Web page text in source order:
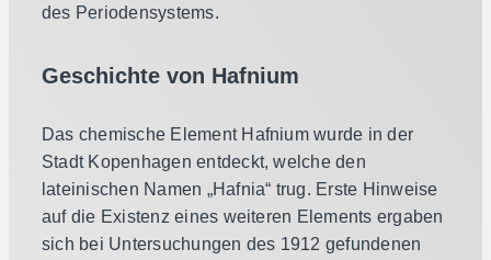
des Periodensystems.
Geschichte von Hafnium
Das chemische Element Hafnium wurde in der
Stadt Kopenhagen entdeckt, welche den
lateinischen Namen „Hafnia“ trug. Erste Hinweise
auf die Existenz eines weiteren Elements ergaben
sich bei Untersuchungen des 1912 gefundenen